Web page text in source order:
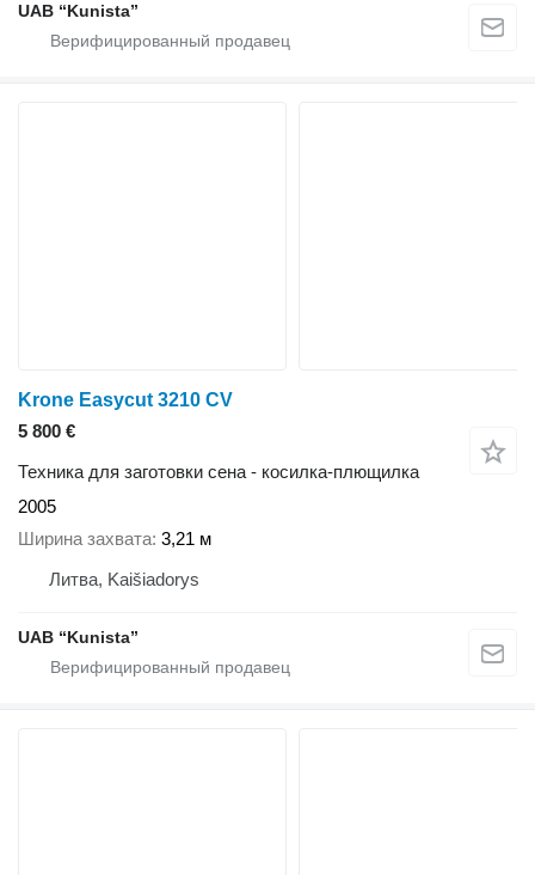
UAB “Kunista”
Krone Easycut 3210 CV
5 800 €
Техника для заготовки сена - косилка-плющилка
2005
Ширина захвата 3,21 м
Литва, Kaišiadorys
UAB “Kunista”